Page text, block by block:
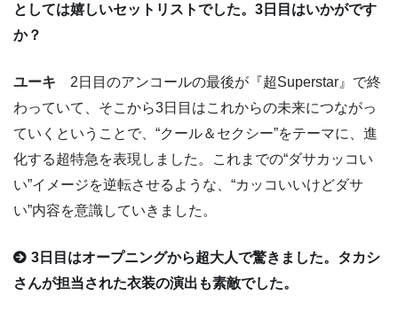
としては嬉しいセットリストでした。3日目はいかがです
か？
ユーキ 2日目のアンコールの最後が『超Superstar』で終
わっていて、そこから3日目はこれからの未来につながっ
ていくということで、“クール＆セクシー”をテーマに、進
化する超特急を表現しました。これまでの“ダサカッコい
い”イメージを逆転させるような、“カッコいいけどダサ
い”内容を意識していきました。
3日目はオープニングから超大人で驚きました。タカシ
さんが担当された衣装の演出も素敵でした。